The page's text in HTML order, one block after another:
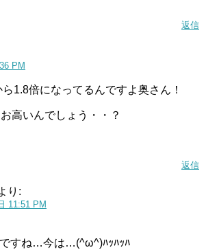
返信
PM
1.8倍になってるんですよ奥さん！
高いんでしょう・・？
返信
り:
11:51 PM
すね…今は…(^ω^)ﾊｯﾊｯﾊ